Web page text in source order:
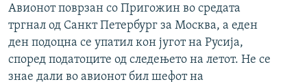
Авионот поврзан со Пригожин во средата
тргнал од Санкт Петербург за Москва, а еден
ден подоцна се упатил кон југот на Русија,
според податоците од следењето на летот. Не се
знае дали во авионот бил шефот на